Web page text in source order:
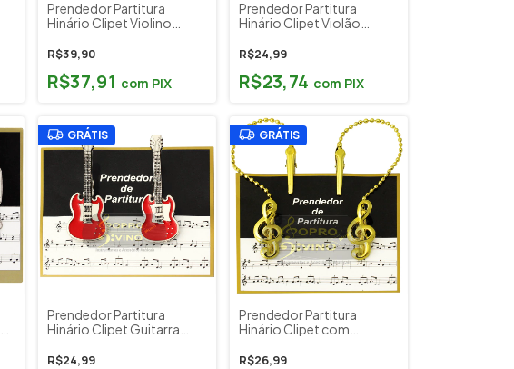
Prendedor Partitura
Hinário Clipet Violino
R$39,90
R$37,91 com PIX
Prendedor Partitura
Hinário Clipet Violão
R$24,99
R$23,74 com PIX
GRÁTIS
Prendedor Partitura
Hinário Clipet Guitarra
R$24,99
GRÁTIS
Prendedor Partitura
Hinário Clipet com
Paganini
R$26,99